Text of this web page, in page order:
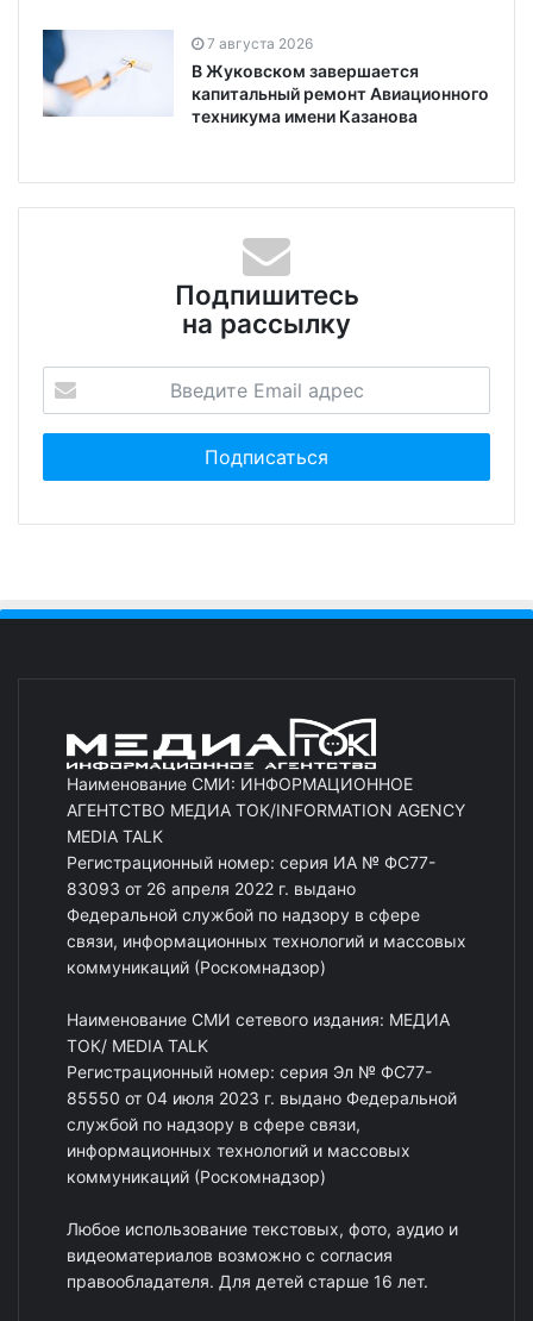
7 августа 2026
В Жуковском завершается
капитальный ремонт Авиационного
техникума имени Казанова
Подпишитесь
на рассылку
Наименование СМИ: ИНФОРМАЦИОННОЕ
АГЕНТСТВО МЕДИА ТОК/INFORMATION AGENCY
MEDIA TALK
Регистрационный номер: серия ИА № ФС77-
83093 от 26 апреля 2022 г. выдано
Федеральной службой по надзору в сфере
связи, информационных технологий и массовых
коммуникаций (Роскомнадзор)
Наименование СМИ сетевого издания: МЕДИА
ТОК/ MEDIA TALK
Регистрационный номер: серия Эл № ФС77-
85550 от 04 июля 2023 г. выдано Федеральной
службой по надзору в сфере связи,
информационных технологий и массовых
коммуникаций (Роскомнадзор)
Любое использование текстовых, фото, аудио и
видеоматериалов возможно с согласия
правообладателя. Для детей старше 16 лет.